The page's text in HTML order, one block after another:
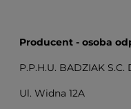
Producent - osoba
P.P.H.U. BADZIAK S.C.
Ul. Widna 12A